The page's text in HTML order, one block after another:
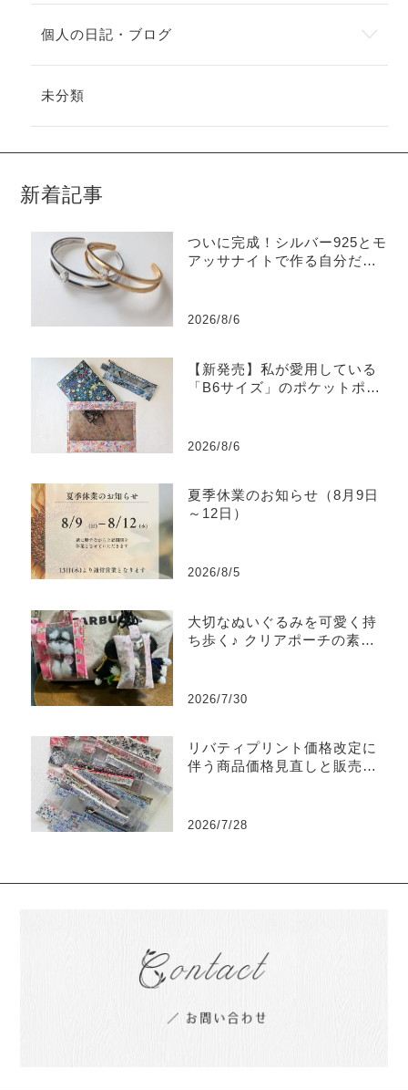
個人の日記・ブログ
未分類
新着記事
ついに完成！シルバー925とモ
アッサナイトで作る自分だけ
2026/8/6
【新発売】私が愛用している
「B6サイズ」のポケットポー
2026/8/6
夏季休業のお知らせ（8月9日
～12日）
2026/8/5
大切なぬいぐるみを可愛く持
ち歩く♪ クリアポーチの素敵
2026/7/30
リバティプリント価格改定に
伴う商品価格見直しと販売終
2026/7/28